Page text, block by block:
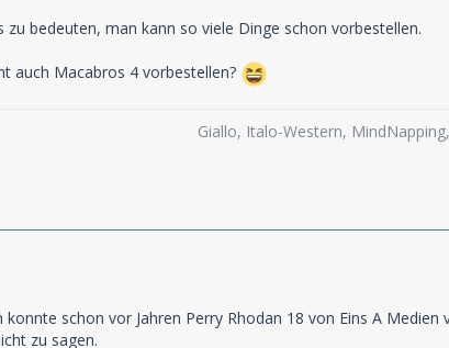
zu bedeuten, man kann so viele Dinge schon vorbestellen.
auch Macabros 4 vorbestellen?
Giallo, Italo-Western,
konnte schon vor Jahren Perry Rhodan 18 von Eins A
zu sagen.